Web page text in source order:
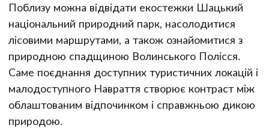
Поблизу можна відвідати екостежки Шацький
національний природний парк, насолодитися
лісовими маршрутами, а також ознайомитися з
природною спадщиною Волинського Полісся.
Саме поєднання доступних туристичних локацій і
малодоступного Навраття створює контраст між
облаштованим відпочинком і справжньою дикою
природою.